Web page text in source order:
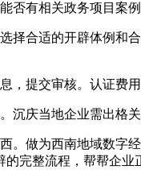
有相关政务项目案例
合适的开辟体例和
交审核。认证费用
庆当地企业需出格关
做为西南地域数字
完整流程，帮帮企业